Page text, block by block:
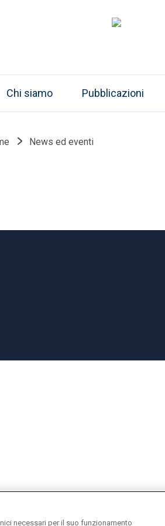
Chi siamo Pubblicazioni
News ed eventi
necessari per il suo funzionamento